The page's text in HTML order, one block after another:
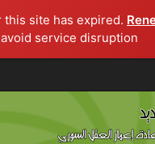
avoid service disruption.